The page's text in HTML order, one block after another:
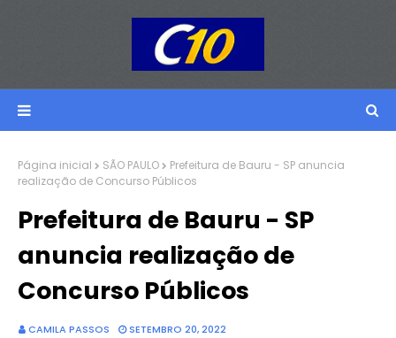
Página inicial SÃO PAULO
Prefeitura de Bauru - SP anuncia
realização de Concurso Públicos
Prefeitura de Bauru - SP
anuncia realização de
Concurso Públicos
CAMILA PASSOS SETEMBRO 20, 2022